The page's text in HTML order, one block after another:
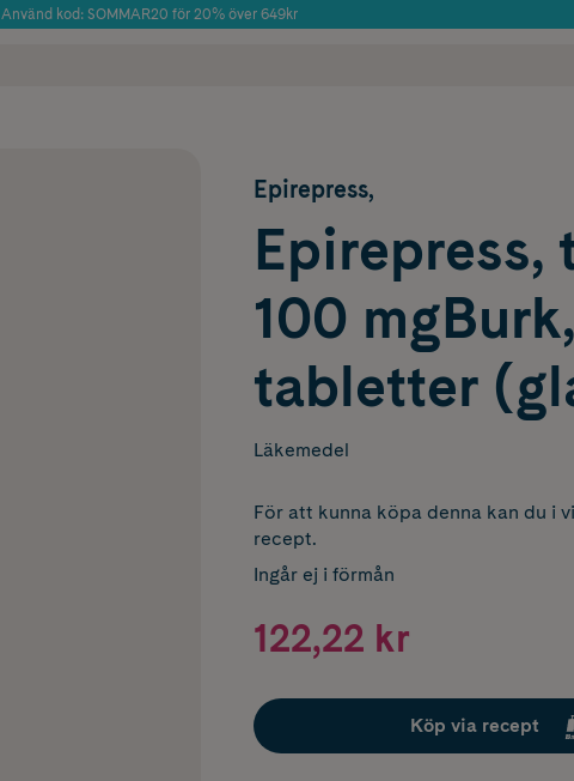
Använd kod: SOMMAR20 för 20% över 649kr
Epirepress,
Epirepress,
100
tabletter
Läkemedel
För att kunna köpa denna kan du i
recept.
Ingår ej i förmån
122,22 kr
Köp via recept